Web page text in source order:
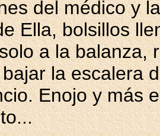
del médico y
Ella, bolsillos
a la balanza,
la escalera
Enojo y más